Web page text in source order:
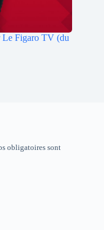
Le Figaro TV (du
obligatoires sont